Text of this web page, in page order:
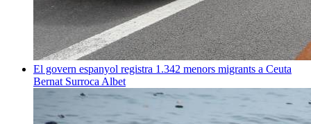
El govern espanyol registra 1.342 menors migrants a Ceuta
Bernat Surroca Albet